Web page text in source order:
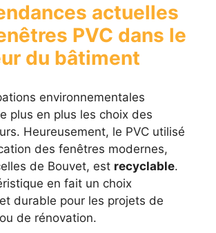
actuelles
PVC dans le
du bâtiment
environnementales
plus en plus les choix des
Heureusement, le PVC utilisé
des fenêtres modernes,
de Bouvet, est recyclable.
en fait un choix
durable pour les projets de
de rénovation.